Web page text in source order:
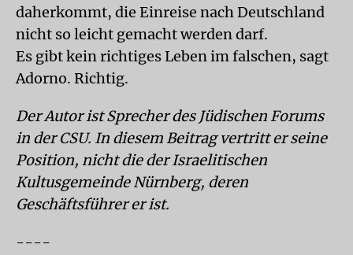
daherkommt, die Einreise nach Deutschland
nicht so leicht gemacht werden darf.
Es gibt kein richtiges Leben im falschen, sagt
Adorno. Richtig.
Der Autor ist Sprecher des Jüdischen Forums
in der CSU. In diesem Beitrag vertritt er seine
Position, nicht die der Israelitischen
Kultusgemeinde Nürnberg, deren
Geschäftsführer er ist.
----